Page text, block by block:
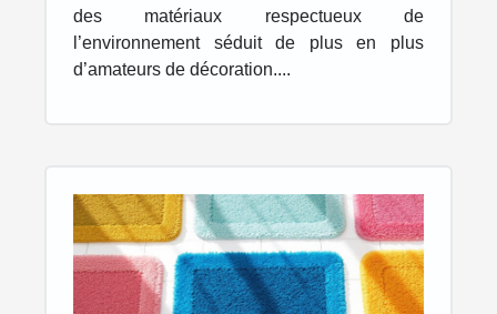
des matériaux respectueux de
l’environnement séduit de plus en plus
d’amateurs de décoration....